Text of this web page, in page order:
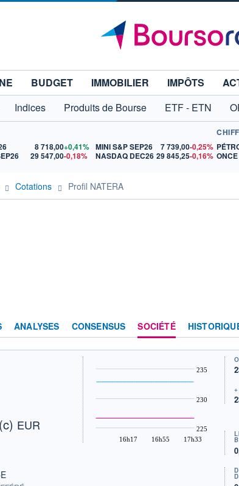
BUDGET IMMOBILIER IMPÔTS
Indices Produits de Bourse ETF - ETN
8 718,00+0,41%
29 547,00-0,18%
MINI S&P SEP26 7 739,00-0,25%
NASDAQ DEC26 29 845,25-0,16%
Cotations Profil NATERA
ANALYSES CONSENSUS SOCIÉTÉ
(c) EUR
16h17 16h55 17h33
225
230
235